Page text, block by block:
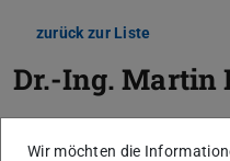
zurück zur Liste
Dr.-Ing. Martin
Wir möchten die